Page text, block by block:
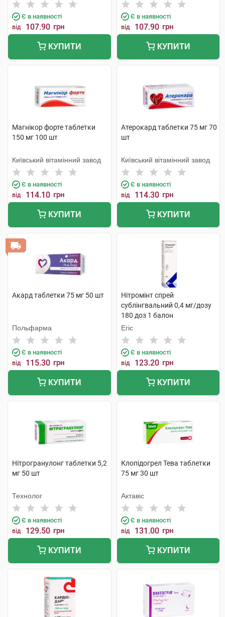
Є в наявності
від 107.90 грн
КУПИТИ
Є в наявності
від 107.90 грн
КУПИТИ
Магнікор форте таблетки
150 мг 100 шт
Київський вітамінний завод
Є в наявності
від 114.10 грн
КУПИТИ
Атерокард таблетки 75 мг 70
шт
Київський вітамінний завод
Є в наявності
від 114.30 грн
КУПИТИ
Акард таблетки 75 мг 50 шт
Польфарма
Є в наявності
від 115.30 грн
КУПИТИ
Нітромінт спрей
сублінгвальний 0,4 мг/дозу
180 доз 1 балон
Егіс
Є в наявності
від 123.20 грн
КУПИТИ
Нітрогранулонг таблетки 5,2
мг 50 шт
Технолог
Є в наявності
від 129.50 грн
КУПИТИ
Клопідогрел Тева таблетки
75 мг 30 шт
Актавіс
Є в наявності
від 131.00 грн
КУПИТИ